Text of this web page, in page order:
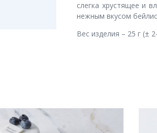
слегка хрустящее и
нежным вкусом
Вес изделия – 25 г (±